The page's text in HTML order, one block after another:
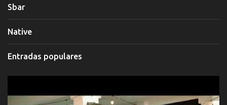
Sbar
Native
Entradas populares